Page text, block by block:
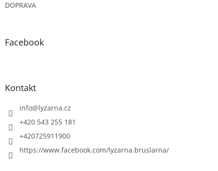
DOPRAVA
Facebook
Kontakt
info@lyzarna.cz
+420 543 255 181
+420725911900
https://www.facebook.com/lyzarna.bruslarna/